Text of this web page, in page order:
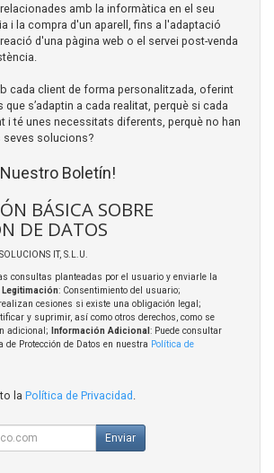
amb la informàtica en el seu
i la compra d'un aparell, fins a l'adaptació
d'una pàgina web o el servei post-venda
cada client de forma personalitzada, oferint
s’adaptin a cada realitat, perquè si cada
i té unes necessitats diferents, perquè no han
seves solucions?
Boletín!
BÁSICA SOBRE
DE DATOS
IT, S.L.U.
consultas planteadas por el usuario y enviarle la
Legitimación: Consentimiento del usuario;
cesiones si existe una obligación legal;
y suprimir, así como otros derechos, como se
adicional;
Información Adicional : Puede consultar
de Protección de Datos en nuestra Política de
la Política de Privacidad
Enviar